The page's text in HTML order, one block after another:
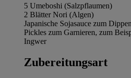
5 Umeboshi (Salzpflaumen)
2 Blätter Nori (Algen)
Japanische Sojasauce zum Dippen
Pickles zum Garnieren, zum
Ingwer
Zubereitungsart